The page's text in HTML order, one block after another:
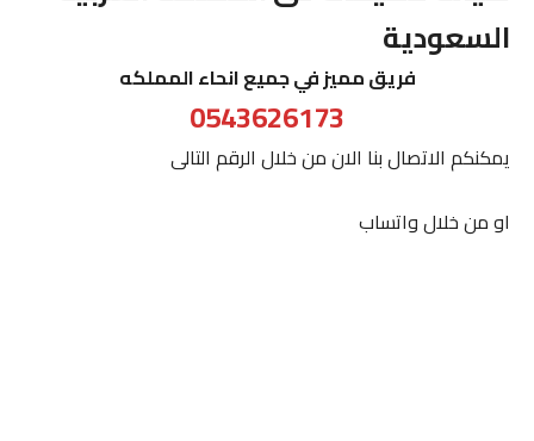
السعودية
فريق مميز في جميع انحاء المملكه
0543626173
يمكنكم الاتصال بنا الان من خلال الرقم التالى
او من خلال واتساب